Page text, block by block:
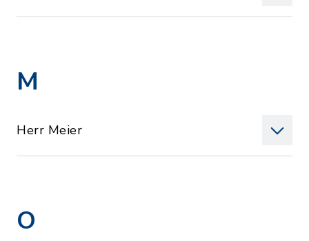
M
Herr Meier
O